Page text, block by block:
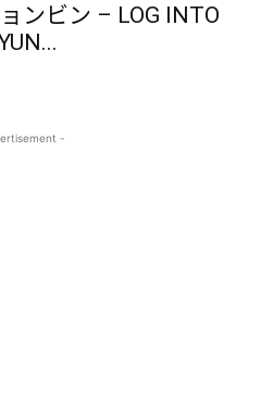
ンビン – LOG INTO
-